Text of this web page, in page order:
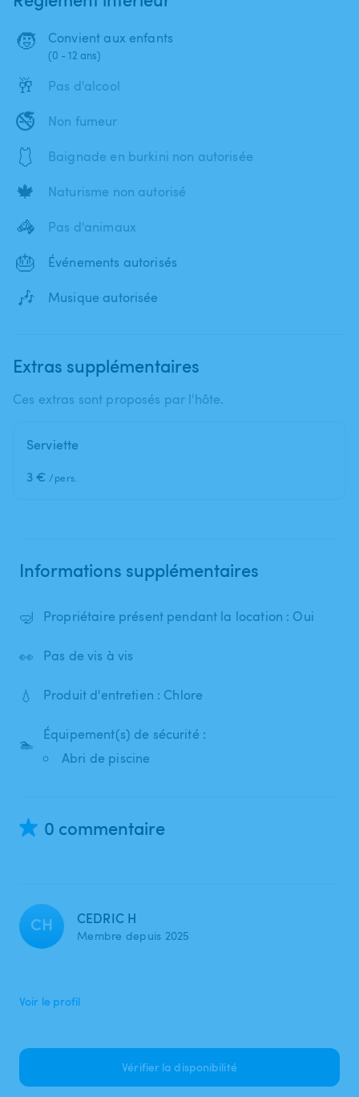
🧒 Convient aux enfants
(0 - 12 ans)
🥂 Pas d'alcool
🚭 Non fumeur
🩱 Baignade en burkini non autorisée
🍁 Naturisme non autorisé
🦓 Pas d'animaux
🎂 Événements autorisés
🎶 Musique autorisée
Extras supplémentaires
Ces extras sont proposés par l'hôte.
Serviette
3 € /pers.
Informations supplémentaires
🤿 Propriétaire présent pendant la location : Oui
👀 Pas de vis à vis
💧 Produit d'entretien : Chlore
🏊
Équipement(s) de sécurité :
Abri de piscine
0 commentaire
CH CEDRIC H
Membre depuis 2025
Voir le profil
Vérifier la disponibilité